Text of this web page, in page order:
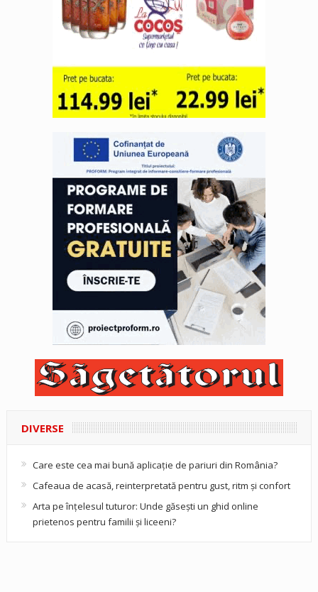
DIVERSE
Care este cea mai bună aplicație de pariuri din România?
Cafeaua de acasă, reinterpretată pentru gust, ritm și confort
Arta pe înțelesul tuturor: Unde găsești un ghid online
prietenos pentru familii și liceeni?